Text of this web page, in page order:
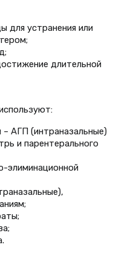
для устранения или
длительной
АГП (интраназальные)
и парентерального
элиминационной